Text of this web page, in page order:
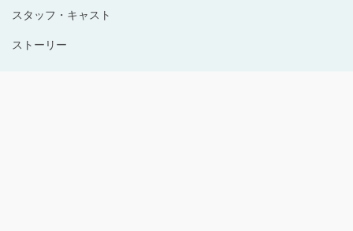
スタッフ・キャスト
ストーリー